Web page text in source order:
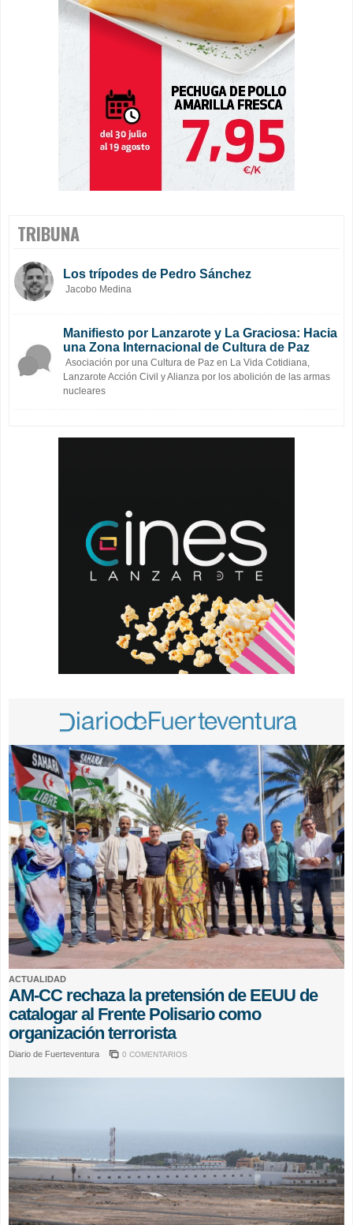
TRIBUNA
Los trípodes de Pedro Sánchez
Jacobo Medina
Manifiesto por Lanzarote y La Graciosa: Hacia
una Zona Internacional de Cultura de Paz
Asociación por una Cultura de Paz en La Vida Cotidiana,
Lanzarote Acción Civil y Alianza por los abolición de las armas
nucleares
ACTUALIDAD
AM-CC rechaza la pretensión de EEUU de
catalogar al Frente Polisario como
organización terrorista
Diario de Fuerteventura 0 COMENTARIOS